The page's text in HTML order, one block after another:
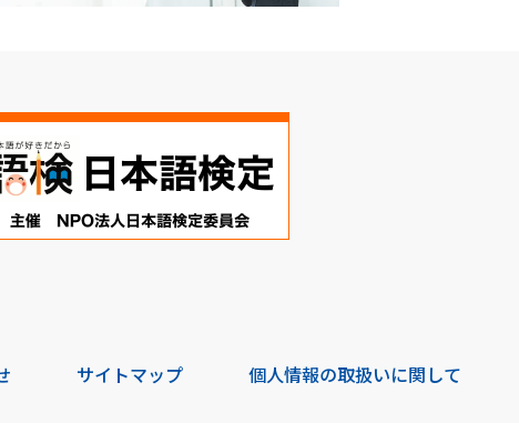
サイトマップ 個人情報の取扱いに関して